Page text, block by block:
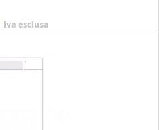
Iva esclusa